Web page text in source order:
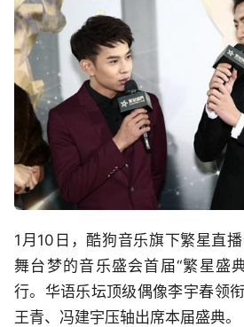
1月10日，酷狗音乐旗下繁星直
舞台梦的音乐盛会首届“繁星盛
行。华语乐坛顶级偶像李宇春领
王青、冯建宇压轴出席本届盛典。